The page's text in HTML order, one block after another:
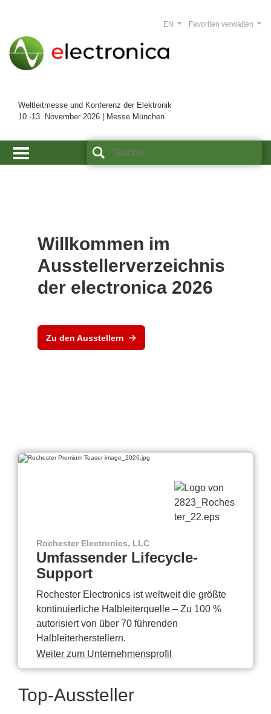
Weltleitmesse und Konferenz der Elektronik
10.-13. November 2026 | Messe München
Favoriten verwalten
EN
Willkommen im
Ausstellerverzeichnis
der electronica 2026
Zu den Ausstellern
Rochester Electronics, LLC
Umfassender Lifecycle-
Support
Rochester Electronics ist weltweit die größte
kontinuierliche Halbleiterquelle – Zu 100 %
autorisiert von über 70 führenden
Halbleiterherstellern.
Weiter zum Unternehmensprofil
Top-Aussteller